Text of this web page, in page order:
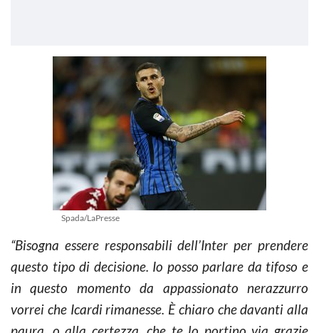
Spada/LaPresse
“Bisogna essere responsabili dell’Inter per prendere
questo tipo di decisione. Io posso parlare da tifoso e
in questo momento da appassionato nerazzurro
vorrei che Icardi rimanesse. È chiaro che davanti alla